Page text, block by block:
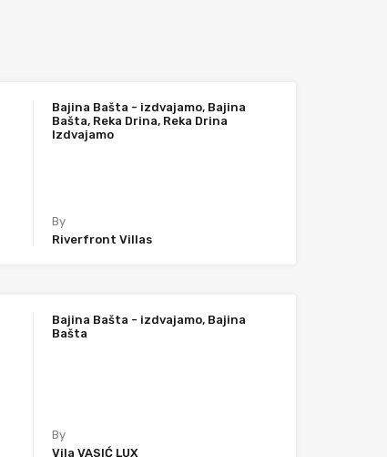
Bajina Bašta - izdvajamo, Bajina
Bašta, Reka Drina, Reka Drina
Izdvajamo
By
Riverfront Villas
Bajina Bašta - izdvajamo, Bajina
Bašta
By
Vila VASIĆ LUX